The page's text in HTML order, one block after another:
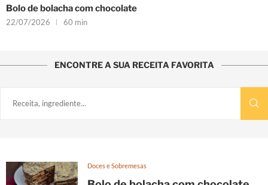
Bolo de bolacha com chocolate
22/07/2026 60 min
ENCONTRE A SUA RECEITA FAVORITA
Doces e Sobremesas